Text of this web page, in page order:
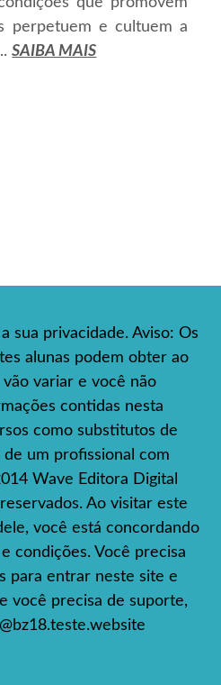
perpetuem e cultuem a
SAIBA MAIS
sua privacidade. Aviso: Os
alunas podem obter ao
variar e você não
contidas nesta
como substitutos de
de um profissional com
Wave Editora Digital
Ao visitar este
você está concordando
condições. Você precisa
para entrar neste site e
você precisa de suporte,